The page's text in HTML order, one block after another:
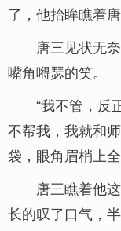
了，他抬眸瞧着
唐三见状无
嘴角嘚瑟的笑。
“我不管，反
不帮我，我就和
袋，眼角眉梢上全
唐三瞧着他
长的叹了口气，